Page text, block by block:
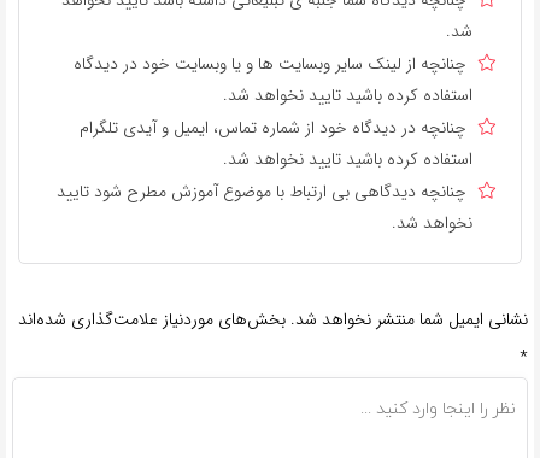
شد.
چنانچه از لینک سایر وبسایت ها و یا وبسایت خود در دیدگاه
استفاده کرده باشید تایید نخواهد شد.
چنانچه در دیدگاه خود از شماره تماس، ایمیل و آیدی تلگرام
استفاده کرده باشید تایید نخواهد شد.
چنانچه دیدگاهی بی ارتباط با موضوع آموزش مطرح شود تایید
نخواهد شد.
نشانی ایمیل شما منتشر نخواهد شد. بخش‌های موردنیاز علامت‌گذاری شده‌اند
*